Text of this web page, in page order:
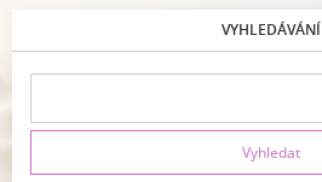
VYHLEDÁVÁNÍ